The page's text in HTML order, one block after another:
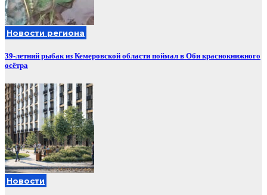
Новости региона
39-летний рыбак из Кемеровской области поймал в Оби краснокнижного
осётра
Новости